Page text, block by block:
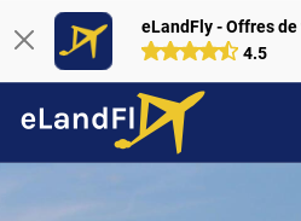
eLandFly - Offres
4.5